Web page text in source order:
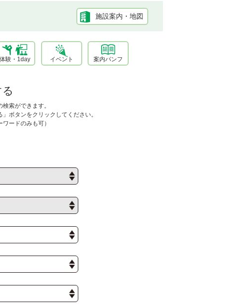
施設案内・地図
体験・1day イベント 案内パンフ
索ができます。
ボタンをクリックしてください。
ードのみも可）